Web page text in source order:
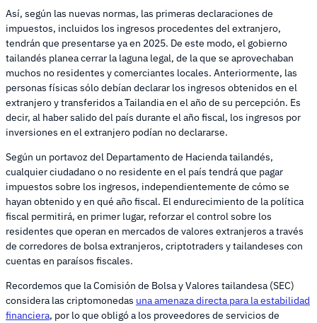
Así, según las nuevas normas, las primeras declaraciones de
impuestos, incluidos los ingresos procedentes del extranjero,
tendrán que presentarse ya en 2025. De este modo, el gobierno
tailandés planea cerrar la laguna legal, de la que se aprovechaban
muchos no residentes y comerciantes locales. Anteriormente, las
personas físicas sólo debían declarar los ingresos obtenidos en el
extranjero y transferidos a Tailandia en el año de su percepción. Es
decir, al haber salido del país durante el año fiscal, los ingresos por
inversiones en el extranjero podían no declararse.
Según un portavoz del Departamento de Hacienda tailandés,
cualquier ciudadano o no residente en el país tendrá que pagar
impuestos sobre los ingresos, independientemente de cómo se
hayan obtenido y en qué año fiscal. El endurecimiento de la política
fiscal permitirá, en primer lugar, reforzar el control sobre los
residentes que operan en mercados de valores extranjeros a través
de corredores de bolsa extranjeros, criptotraders y tailandeses con
cuentas en paraísos fiscales.
Recordemos que la Comisión de Bolsa y Valores tailandesa (SEC)
considera las criptomonedas una amenaza directa para la estabilidad
financiera, por lo que obligó a los proveedores de servicios de